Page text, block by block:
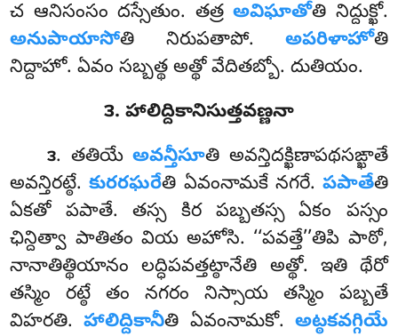
చ ఆనిసంసం దస్సేతుం. తత్రఅవిఘాతోతి నిద్దుక్ఖో.
అనుపాయాసోతి నిరుపతాపో. అపరిళాహోతి
నిద్దాహో. ఏవం సబ్బత్థ అత్థో వేదితబ్బో. దుతియం.
౩. హాలిద్దికానిసుత్తవణ్ణనా
౩. తతియేఅవన్తీసూతి అవన్తిదక్ఖిణాపథసఙ్ఖాతే
అవన్తిరట్ఠే.కురరఘరేతి ఏవంనామకే నగరే. పపాతేతి
ఏకతో పపాతే. తస్స కిర పబ్బతస్స ఏకం పస్సం
ఛిన్దిత్వా పాతితం వియ అహోసి. ‘‘పవత్తే’’తిపి పాఠో,
నానాతిత్థియానం లద్ధిపవత్తట్ఠానేతి అత్థో. ఇతి థేరో
తస్మిం రట్ఠే తం నగరం నిస్సాయ తస్మిం పబ్బతే
విహరతి.హాలిద్దికానీతి ఏవంనామకో. అట్ఠకవగ్గియే